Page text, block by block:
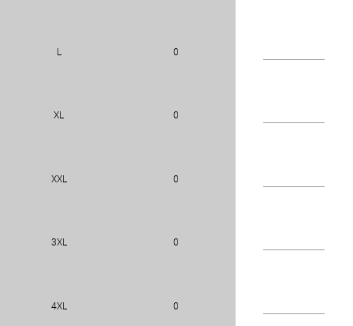
L 0
XL 0
XXL 0
3XL 0
4XL 0